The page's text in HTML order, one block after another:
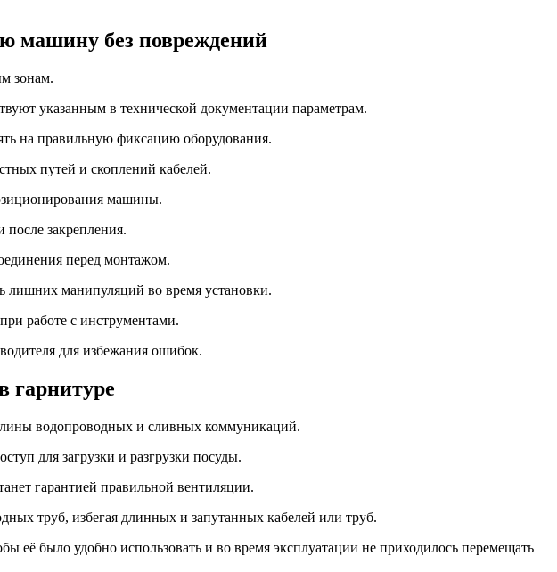
машину без повреждений
зонам.
указанным в технической документации параметрам.
на правильную фиксацию оборудования.
путей и скоплений кабелей.
машины.
закрепления.
перед монтажом.
лишних манипуляций во время установки.
работе с инструментами.
для избежания ошибок.
гарнитуре
водопроводных и сливных коммуникаций.
для загрузки и разгрузки посуды.
гарантией правильной вентиляции.
труб, избегая длинных и запутанных кабелей или труб.
её было удобно использовать и во время эксплуатации не приходилось перемещать